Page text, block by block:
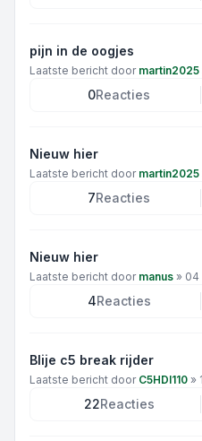
pijn in de oogjes
Laatste bericht door martin2025
0Reacties
Nieuw hier
Laatste bericht door martin2025
7Reacties
Nieuw hier
Laatste bericht door manus » 04
4Reacties
Blije c5 break rijder
Laatste bericht door C5HDI110 »
22Reacties